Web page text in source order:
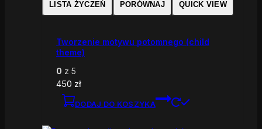
LISTA ŻYCZEŃ PORÓWNAJ QUICK VIEW
Tworzenie motywu potomnego (child
theme)
0 z 5
450 zł
DODAJ DO KOSZYKA